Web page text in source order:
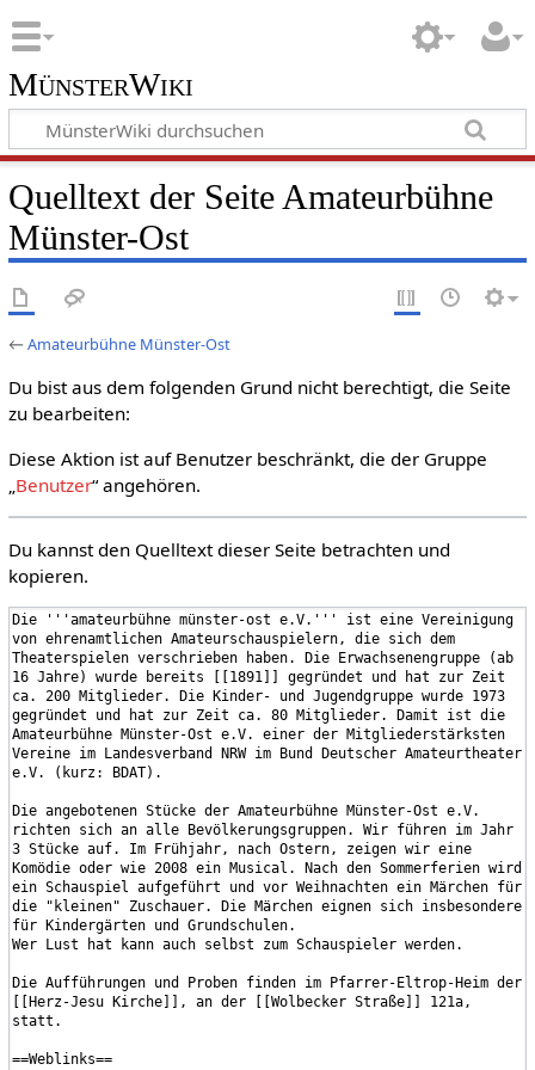
MünsterWiki
Quelltext der Seite Amateurbühne
Münster-Ost
←Amateurbühne Münster-Ost
Du bist aus dem folgenden Grund nicht berechtigt, die Seite
zu bearbeiten:
Diese Aktion ist auf Benutzer beschränkt, die der Gruppe
Benutzer“ angehören.
Du kannst den Quelltext dieser Seite betrachten und
kopieren.